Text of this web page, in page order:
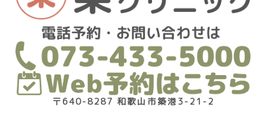
〒640-8287 和歌山市築港3-21-2